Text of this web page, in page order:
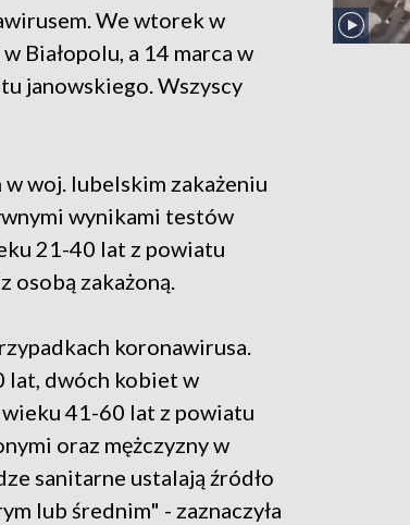
We wtorek w
Białopolu, a 14 marca w
janowskiego. Wszyscy
woj. lubelskim zakażeniu
wynikami testów
21-40 lat z powiatu
osobą zakażoną.
koronawirusa.
lat, dwóch kobiet w
41-60 lat z powiatu
oraz mężczyzny w
sanitarne ustalają źródło
lub średnim" - zaznaczyła